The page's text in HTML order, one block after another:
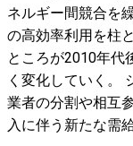
ネルギー間競合を
の高効率利用を柱
ところが2010年代
く変化していく。
業者の分割や相互
入に伴う新たな需